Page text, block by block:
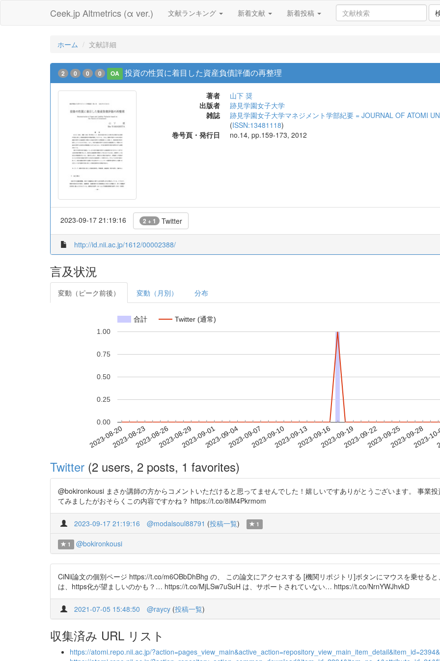
Ceek.jp Altmetrics (α ver.) 文献ランキング 新着文献 新着投稿
ホーム 文献詳細
2 0 0 0 OA 投資の性質に着目した資産負債評価の再整理
著者
山下 奨
出版者
跡見学園女子大学
雑誌
跡見学園女子大学マネジメント学部紀要 = JOURNAL OF ATOMI
(ISSN:13481118)
巻号頁・発行日
no.14, pp.159-173, 2012
2023-09-17 21:19:16 2 + 1 Twitter
http://id.nii.ac.jp/1612/00002388/
言及状況
変動（ピーク前後） 変動（月別） 分布
合計 Twitter (通常)
2023-08-202023-08-232023-08-262023-08-292023-09-012023-09-042023-09-072023-09-102023-09-132023-09-162023-09-192023-09-222023-09-252023-09-28
2023-
0.00
0.25
0.50
0.75
1.00
Twitter (2 users, 2 posts, 1 favorites)
@bokironkousi まさか講師の方からコメントいただけると思ってませんでした！嬉しいですありがとうございます。 事業
てみましたがおそらくこの内容ですかね？ https://t.co/8iM4Pkrmom
2023-09-17 21:19:16 @modalsoul88791 (投稿一覧) 1
1 @bokironkousi
CiNii論文の個別ページ https://t.co/m6OBbDhBhg の、 この論文にアクセスする [機関リポジトリ]ボタンにマウスを乗せる
は、https化が望ましいのかも？… https://t.co/MjLSw7uSuH は、サポートされていない… https://t.co/NrnYWJhvkD
2021-07-05 15:48:50 @raycy (投稿一覧)
収集済み URL リスト
https://atomi.repo.nii.ac.jp/